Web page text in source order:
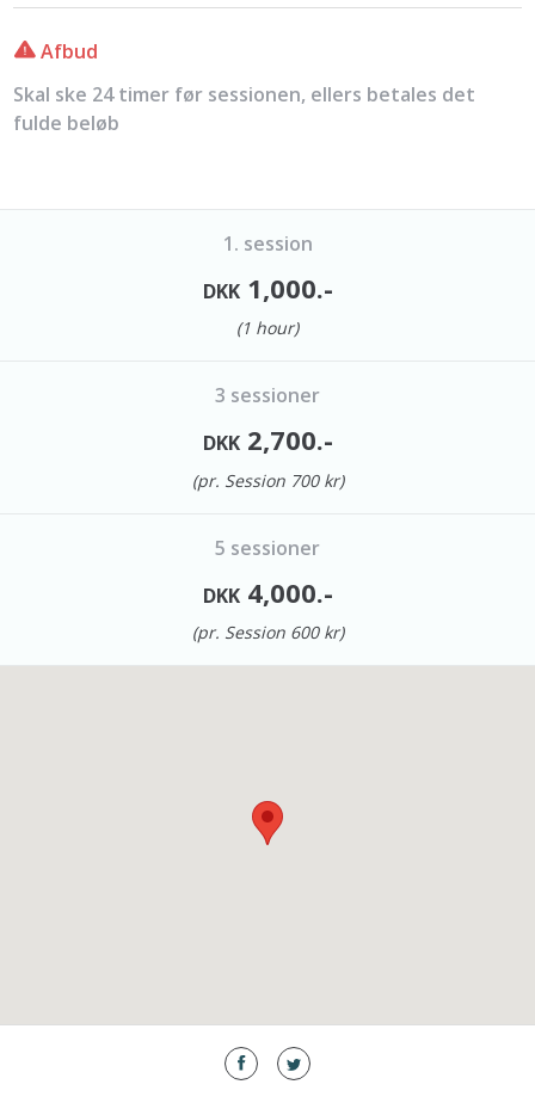
Afbud
Skal ske 24 timer før sessionen, ellers betales det
fulde beløb
1. session
DKK1,000.-
(1 hour)
3 sessioner
DKK2,700.-
(pr. Session 700 kr)
5 sessioner
DKK4,000.-
(pr. Session 600 kr)